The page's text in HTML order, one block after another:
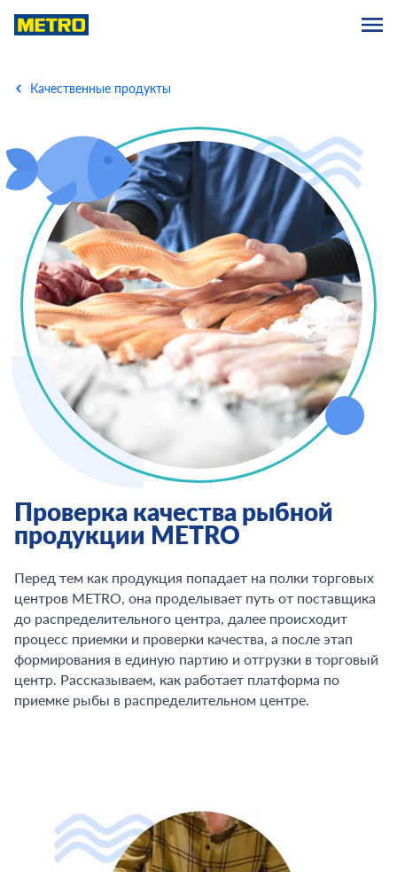
Качественные продукты
Проверка качества рыбной
продукции METRO
Перед тем как продукция попадает на полки торговых
центров METRO, она проделывает путь от поставщика
до распределительного центра, далее происходит
процесс приемки и проверки качества, а после этап
формирования в единую партию и отгрузки в торговый
центр. Рассказываем, как работает платформа по
приемке рыбы в распределительном центре.